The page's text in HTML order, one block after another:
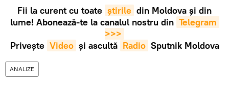
Fii la curent cu toate știrile din Moldova și din
lume! Abonează-te la canalul nostru din Telegram
>>>
Privește Video și ascultă Radio Sputnik Moldova
ANALIZE